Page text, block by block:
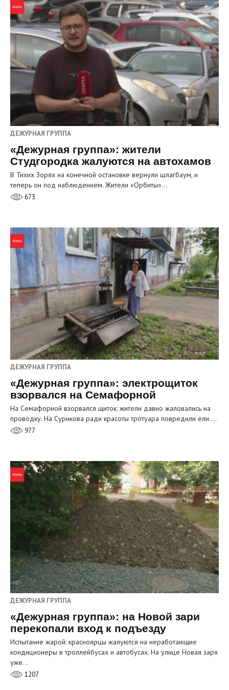
ДЕЖУРНАЯ ГРУППА
«Дежурная группа»: жители
Студгородка жалуются на автохамов
В Тихих Зорях на конечной остановке вернули шлагбаум, и
теперь он под наблюдением. Жители «Орбиты»…
673
ДЕЖУРНАЯ ГРУППА
«Дежурная группа»: электрощиток
взорвался на Семафорной
На Семафорной взорвался щиток: жители давно жаловались на
проводку. На Сурикова ради красоты тротуара повредили ели.…
977
ДЕЖУРНАЯ ГРУППА
«Дежурная группа»: на Новой зари
перекопали вход к подъезду
Испытание жарой: красноярцы жалуются на неработающие
кондиционеры в троллейбусах и автобусах. На улице Новая заря
уже…
1207